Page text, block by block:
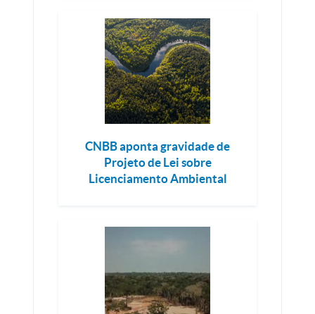
CNBB aponta gravidade de
Projeto de Lei sobre
Licenciamento Ambiental